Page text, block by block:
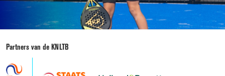
Partners van de KNLTB